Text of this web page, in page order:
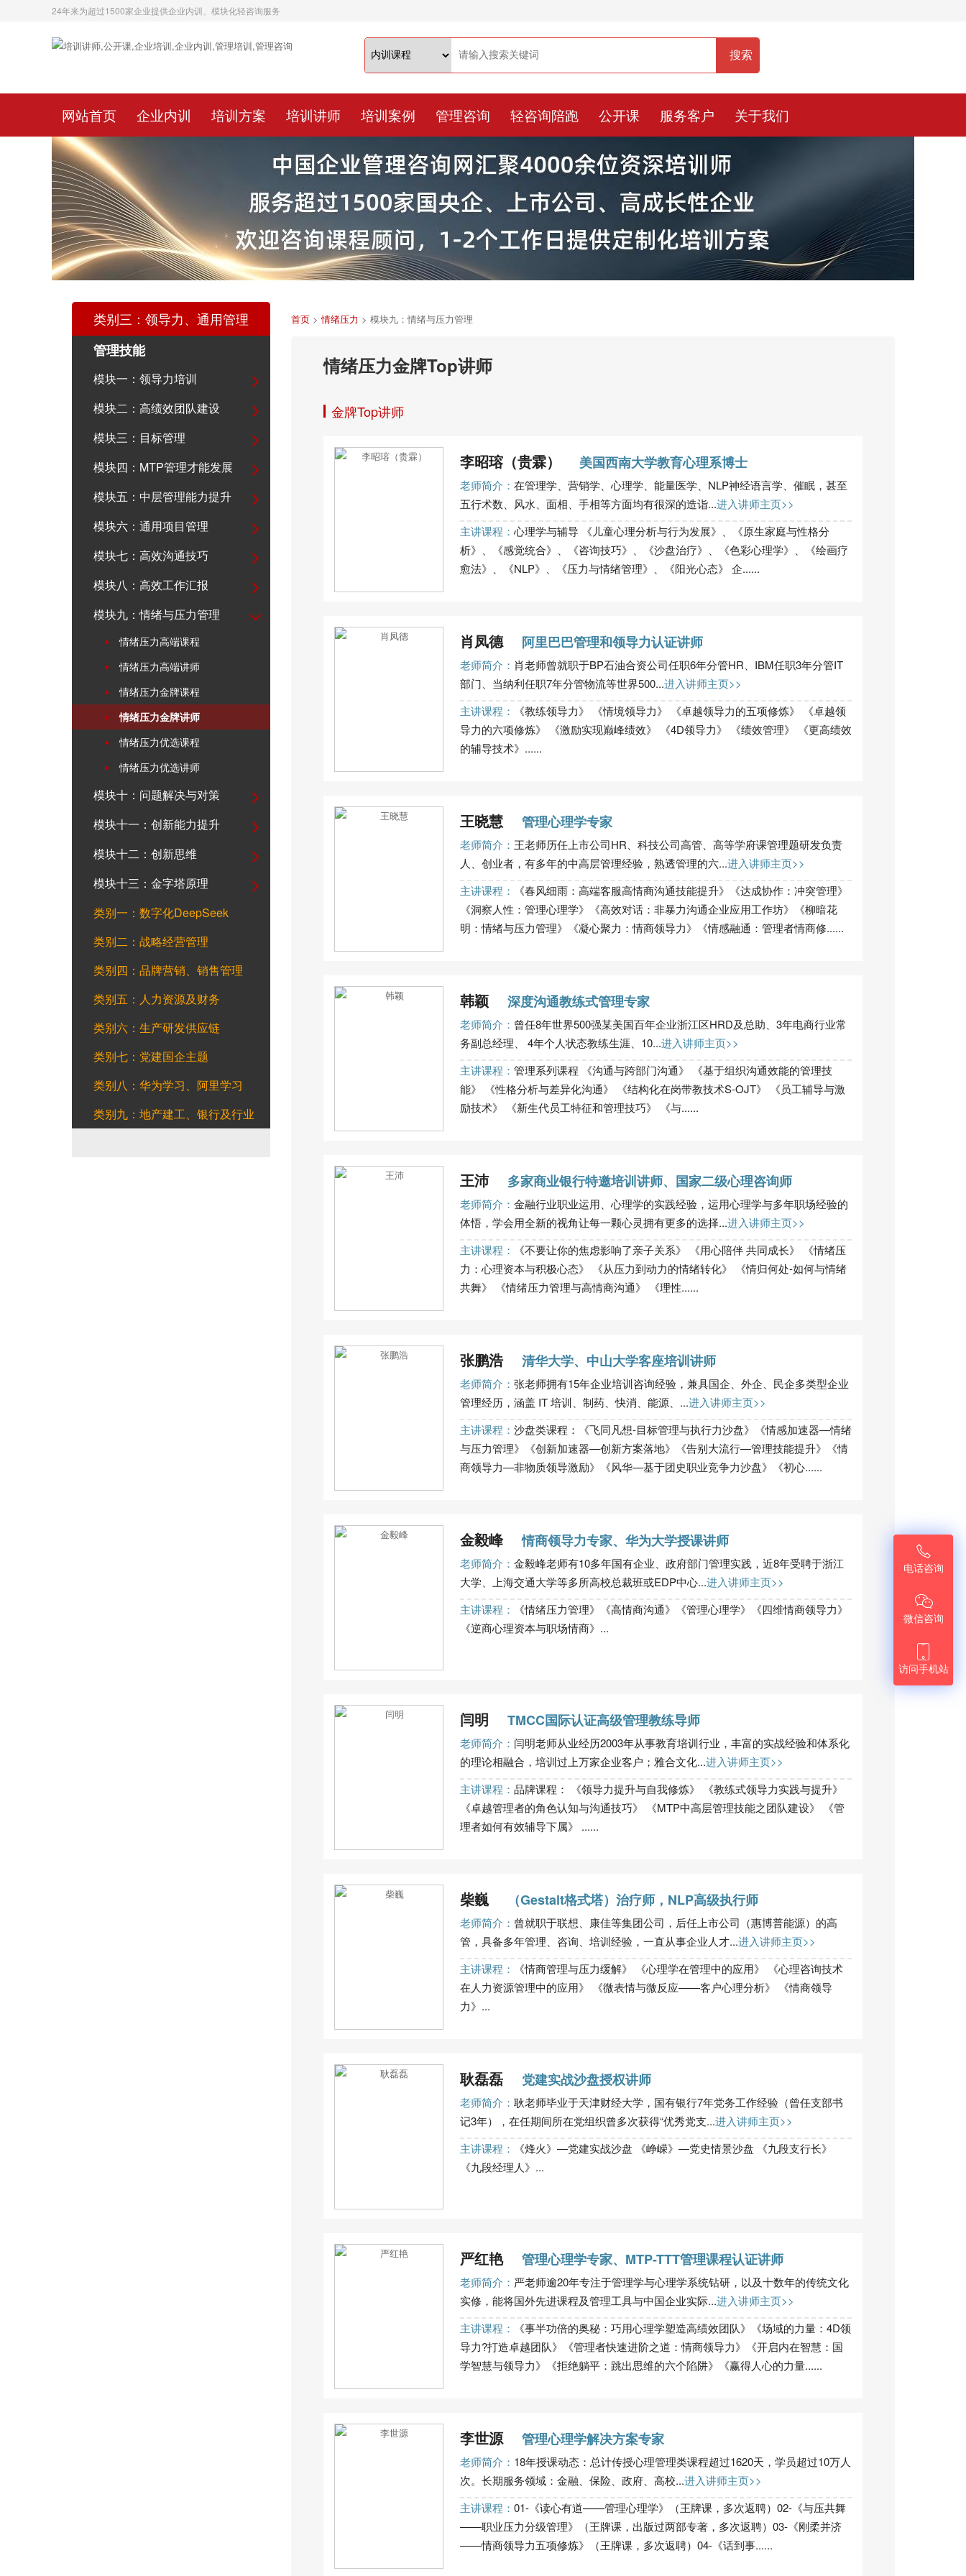
24年来为超过1500家企业提供企业内训、模块化轻咨询服务
服务热线：400-0900-836
网站首页 企业内训 培训方案 培训讲师 培训案例 管理咨询 轻咨询陪跑 公开课 服务客户 关于我们
首页>情绪压力 > 模块九：情绪与压力管理
情绪压力金牌Top讲师
金牌Top讲师
李昭瑢（贵霖） 美国西南大学教育心理系博士
老师简介： 在管理学、营销学、心理学、能量医学、NLP神经语言学、催眠，甚至
五行术数、风水、面相、手相等方面均有很深的造诣...进入讲师主页>>
主讲课程： 心理学与辅导 《儿童心理分析与行为发展》、《原生家庭与性格分
析》、《感觉统合》、《咨询技巧》、《沙盘治疗》、《色彩心理学》、《绘画疗
愈法》、《NLP》、《压力与情绪管理》、《阳光心态》 企......
肖凤德 阿里巴巴管理和领导力认证讲师
老师简介： 肖老师曾就职于BP石油合资公司任职6年分管HR、IBM任职3年分管IT
部门、当纳利任职7年分管物流等世界500...进入讲师主页>>
主讲课程：
《教练领导力》 《情境领导力》 《卓越领导力的五项修炼》 《卓越领
导力的六项修炼》 《激励实现巅峰绩效》 《4D领导力》 《绩效管理》 《更高绩效
的辅导技术》......
王晓慧 管理心理学专家
老师简介： 王老师历任上市公司HR、科技公司高管、高等学府课管理题研发负责
人、创业者，有多年的中高层管理经验，熟透管理的六...进入讲师主页>>
主讲课程：
《春风细雨：高端客服高情商沟通技能提升》《达成协作：冲突管理》
《洞察人性：管理心理学》《高效对话：非暴力沟通企业应用工作坊》《柳暗花
明：情绪与压力管理》《凝心聚力：情商领导力》《情感融通：管理者情商修......
韩颖 深度沟通教练式管理专家
老师简介： 曾任8年世界500强某美国百年企业浙江区HRD及总助、3年电商行业常
务副总经理、 4年个人状态教练生涯、10...进入讲师主页>>
主讲课程： 管理系列课程 《沟通与跨部门沟通》 《基于组织沟通效能的管理技
能》 《性格分析与差异化沟通》 《结构化在岗带教技术S-OJT》 《员工辅导与激
励技术》 《新生代员工特征和管理技巧》 《与......
王沛 多家商业银行特邀培训讲师、国家二级心理咨询师
老师简介： 金融行业职业运用、心理学的实践经验，运用心理学与多年职场经验的
体悟，学会用全新的视角让每一颗心灵拥有更多的选择...进入讲师主页>>
主讲课程：
《不要让你的焦虑影响了亲子关系》 《用心陪伴 共同成长》 《情绪压
力：心理资本与积极心态》 《从压力到动力的情绪转化》 《情归何处-如何与情绪
共舞》 《情绪压力管理与高情商沟通》 《理性......
张鹏浩 清华大学、中山大学客座培训讲师
老师简介： 张老师拥有15年企业培训咨询经验，兼具国企、外企、民企多类型企业
管理经历，涵盖 IT 培训、制药、快消、能源、...进入讲师主页>>
主讲课程： 沙盘类课程：《飞同凡想-目标管理与执行力沙盘》《情感加速器—情绪
与压力管理》《创新加速器—创新方案落地》《告别大流行—管理技能提升》《情
商领导力—非物质领导激励》《风华—基于团史职业竞争力沙盘》《初心......
金毅峰 情商领导力专家、华为大学授课讲师
老师简介： 金毅峰老师有10多年国有企业、政府部门管理实践，近8年受聘于浙江
大学、上海交通大学等多所高校总裁班或EDP中心...进入讲师主页>>
主讲课程：
《情绪压力管理》《高情商沟通》《管理心理学》《四维情商领导力》
《逆商心理资本与职场情商》...
闫明 TMCC国际认证高级管理教练导师
老师简介： 闫明老师从业经历2003年从事教育培训行业，丰富的实战经验和体系化
的理论相融合，培训过上万家企业客户；雅合文化...进入讲师主页>>
主讲课程： 品牌课程： 《领导力提升与自我修炼》 《教练式领导力实践与提升》
《卓越管理者的角色认知与沟通技巧》 《MTP中高层管理技能之团队建设》 《管
理者如何有效辅导下属》 ......
柴巍 （Gestalt格式塔）治疗师，NLP高级执行师
老师简介： 曾就职于联想、康佳等集团公司，后任上市公司（惠博普能源）的高
管，具备多年管理、咨询、培训经验，一直从事企业人才...进入讲师主页>>
主讲课程：
《情商管理与压力缓解》 《心理学在管理中的应用》 《心理咨询技术
在人力资源管理中的应用》 《微表情与微反应——客户心理分析》 《情商领导
力》...
耿磊磊 党建实战沙盘授权讲师
老师简介： 耿老师毕业于天津财经大学，国有银行7年党务工作经验（曾任支部书
记3年），在任期间所在党组织曾多次获得“优秀党支...进入讲师主页>>
主讲课程：
《烽火》—党建实战沙盘 《峥嵘》—党史情景沙盘 《九段支行长》
《九段经理人》...
严红艳 管理心理学专家、MTP-TTT管理课程认证讲师
老师简介： 严老师逾20年专注于管理学与心理学系统钻研，以及十数年的传统文化
实修，能将国外先进课程及管理工具与中国企业实际...进入讲师主页>>
主讲课程：
《事半功倍的奥秘：巧用心理学塑造高绩效团队》《场域的力量：4D领
导力?打造卓越团队》《管理者快速进阶之道：情商领导力》《开启内在智慧：国
学智慧与领导力》《拒绝躺平：跳出思维的六个陷阱》《赢得人心的力量......
李世源 管理心理学解决方案专家
老师简介： 18年授课动态：总计传授心理管理类课程超过1620天，学员超过10万人
次。长期服务领域：金融、保险、政府、高校...进入讲师主页>>
主讲课程： 01-《读心有道——管理心理学》（王牌课，多次返聘）02-《与压共舞
——职业压力分级管理》（王牌课，出版过两部专著，多次返聘）03-《刚柔并济
——情商领导力五项修炼》（王牌课，多次返聘）04-《话到事......
类别三：领导力、通用管理
管理技能
模块一：领导力培训
模块二：高绩效团队建设
模块三：目标管理
模块四：MTP管理才能发展
模块五：中层管理能力提升
模块六：通用项目管理
模块七：高效沟通技巧
模块八：高效工作汇报
模块九：情绪与压力管理
情绪压力高端课程
情绪压力高端讲师
情绪压力金牌课程
情绪压力金牌讲师
情绪压力优选课程
情绪压力优选讲师
模块十：问题解决与对策
模块十一：创新能力提升
模块十二：创新思维
模块十三：金字塔原理
类别一：数字化DeepSeek
类别二：战略经营管理
类别四：品牌营销、销售管理
类别五：人力资源及财务
类别六：生产研发供应链
类别七：党建国企主题
类别八：华为学习、阿里学习
类别九：地产建工、银行及行业

电话咨询

微信咨询

访问手机站